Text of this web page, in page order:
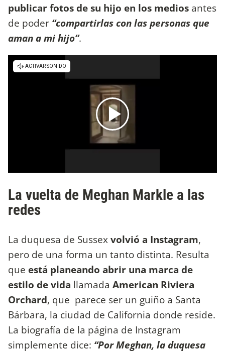
publicar fotos de su hijo en los medios antes
de poder “compartirlas con las personas que
aman a mi hijo”.
La vuelta de Meghan Markle a las
redes
La duquesa de Sussexvolvió a Instagram,
pero de una forma un tanto distinta. Resulta
que está planeando abrir una marca de
estilo de vida llamada American Riviera
Orchard, que parece ser un guiño a Santa
Bárbara, la ciudad de California donde reside.
La biografía de la página de Instagram
simplemente dice: “Por Meghan, la duquesa